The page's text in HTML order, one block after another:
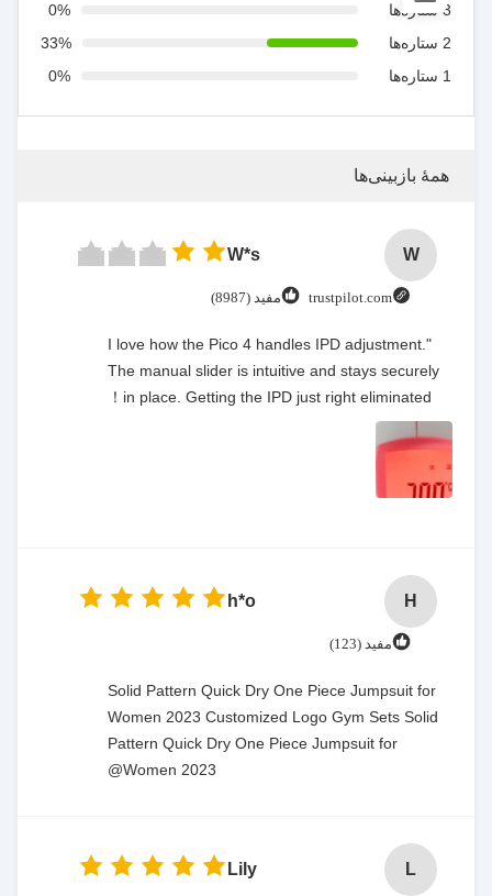
3 ستاره‌ها
0%
2 ستاره‌ها
33%
1 ستاره‌ها
0%
همهٔ بازبینی‌ها
W
W*s
trustpilot.com مفید (8987)
"I love how the Pico 4 handles IPD adjustment.
The manual slider is intuitive and stays securely
in place. Getting the IPD just right eliminated！
H
h*o
مفید (123)
Solid Pattern Quick Dry One Piece Jumpsuit for
Women 2023 Customized Logo Gym Sets Solid
Pattern Quick Dry One Piece Jumpsuit for
Women 2023@
L
Lily